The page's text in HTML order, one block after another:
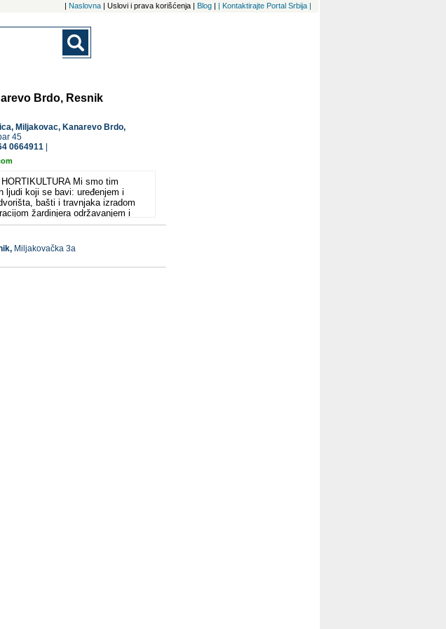
| Naslovna | Uslovi i prava korišćenja | Blog | | Kontaktirajte Portal Srbija |
Brdo, Resnik
Miljakovac, Kanarevo Brdo,
45
0664911
Mi smo tim
ljudi koji se bavi: uređenjem i
bašti i travnjaka izradom
žardinjera održavanjem i
svih visinskih kategorija
prostora oko Vaših kuća,
i ostalih objekata
Miljakovačka 3a